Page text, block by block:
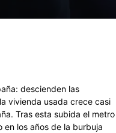
descienden las
vivienda usada crece casi
Tras esta subida el metro
los años de la burbuja